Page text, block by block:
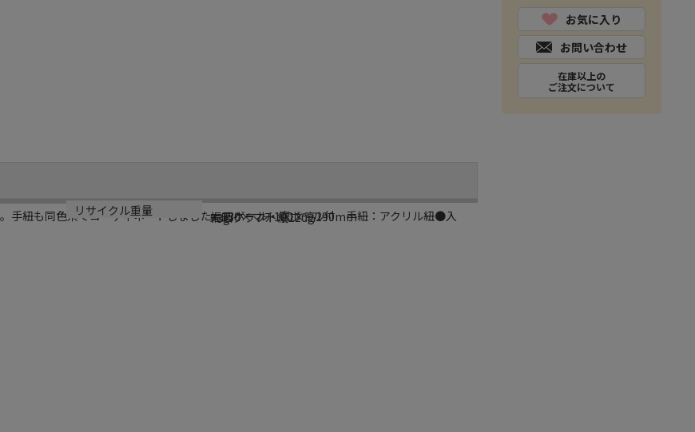
手紐も同色系でコーディネートしました。口ボール・底ボール付 手紐：アクリル紐●入
サイズ
幅330×マチ100×高290mm
材質
未晒クラフト紙120g
リサイクル重量
73g
お気に入り
お問い合わせ
在庫以上の
ご注文について